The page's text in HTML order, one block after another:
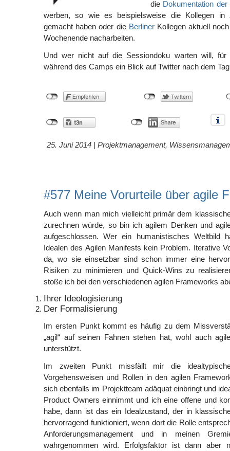
die Dokumentation
werben, so wie es beispielsweise die Kollegen in
gemacht haben oder die Berliner Kollegen aktuell
Wochenende nacharbeiten.
Und wer nicht auf die Sessiondoku warten will,
während des Camps ein Blick auf Twitter nach dem
25. Juni 2014 | Projektmanagement,
#577 Meine Vorurteile über agile
Auch wenn man mich vielleicht primär dem
zurechnen würde, so bin ich agilem Denken und
aufgeschlossen. Wer ein humanistisches Weltbild
Idealen des Agilen Manifests kein Problem. Iterative
da, wo sie einsetzbar sind schon immer eine
Risiken zu minimieren und Quick-Wins zu
stoße ich bei den verschiedenen agilen Frameworks
Ihrer Ideologisierung
Der Formalisierung
Im ersten Punkt kommt es häufig zu dem
„agil“ auf seinen Fahnen stehen hat, wohl auch
unterstützt.
Im zweiten Punkt missfällt mir die
Vorgehensweisen und Rollen in den agilen
sich ebenfalls im Projektteam adäquat einbringt und
Product Owners einnimmt und ich eine offene und
habe, dann ist das ein Idealzustand, der in
hervorragend funktioniert, wenn dort die Rolle
Anforderungsmanagement und in meinen
wahrgenommen wird. Erfolgsfaktor ist dann aber